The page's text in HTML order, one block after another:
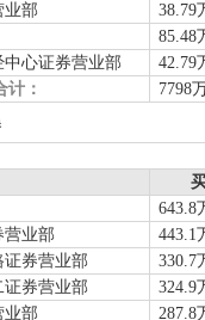
业部
38.79
85.48
心证券营业部
42.79
计： 7798
643.8
营业部
443.1
券营业部
330.7
券营业部
324.9
业部
287.8